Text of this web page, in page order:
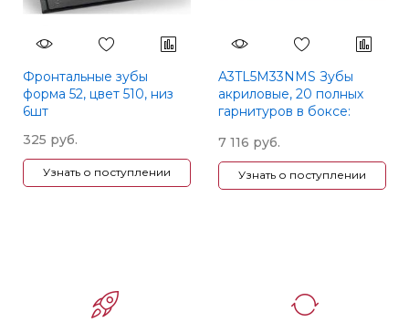
Фронтальные зубы
форма 52, цвет 510, низ
6шт
325 руб.
Узнать о поступлении
A3TL5M33NMS Зубы
акриловые, 20 полных
гарнитуров в боксе:
верх фасон TL5 - 120 шт.;
низ фасон L8 - 120шт.;
бок.односл. New Million c
7 116 руб.
Узнать о поступлении